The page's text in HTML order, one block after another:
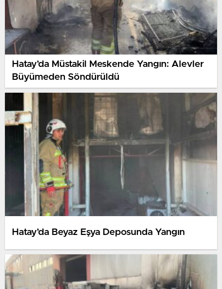
Hatay’da Müstakil Meskende Yangın: Alevler
Büyümeden Söndürüldü
Hatay’da Beyaz Eşya Deposunda Yangın